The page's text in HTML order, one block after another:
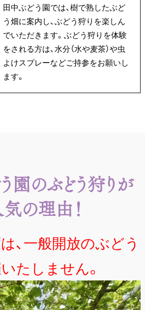
田中ぶどう園では、樹で熟したぶど
う畑に案内し、ぶどう狩りを楽しん
でいただきます。ぶどう狩りを体験
をされる方は、水分（水や麦茶）や虫
よけスプレーなどご持参をお願いし
ます。
園のぶどう狩りが
気の理由！
、一般開放のぶどう
たしません。